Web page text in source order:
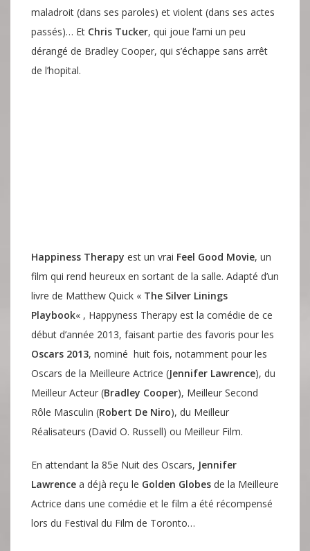
maladroit (dans ses paroles) et violent (dans ses actes
passés)… Et Chris Tucker, qui joue l’ami un peu
dérangé de Bradley Cooper, qui s’échappe sans arrêt
de l’hopital.
Happiness Therapy est un vrai Feel Good Movie, un
film qui rend heureux en sortant de la salle. Adapté d’un
livre de Matthew Quick « The Silver Linings
Playbook« , Happyness Therapy est la comédie de ce
début d’année 2013, faisant partie des favoris pour les
Oscars 2013, nominé huit fois, notamment pour les
Oscars de la Meilleure Actrice (Jennifer Lawrence), du
Meilleur Acteur (Bradley Cooper), Meilleur Second
Rôle Masculin (Robert De Niro), du Meilleur
Réalisateurs (David O. Russell) ou Meilleur Film.
En attendant la 85e Nuit des Oscars, Jennifer
Lawrence a déjà reçu le Golden Globes de la Meilleure
Actrice dans une comédie et le film a été récompensé
lors du Festival du Film de Toronto…